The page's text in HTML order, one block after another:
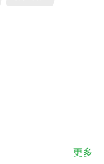
更多